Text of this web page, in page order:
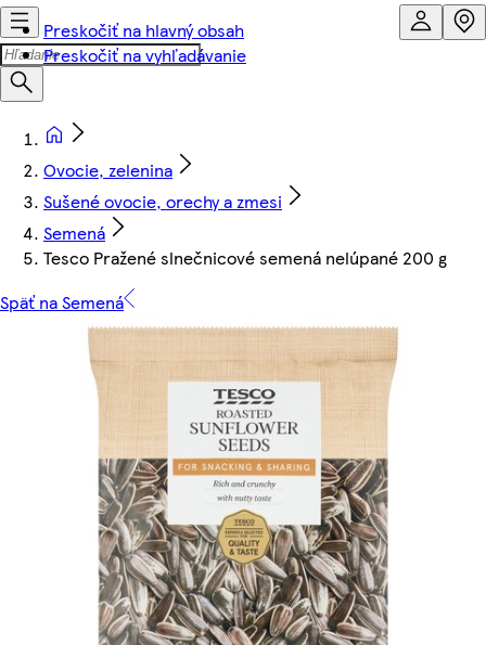
Preskočiť na hlavný obsah
Preskočiť na vyhľadávanie
Ovocie, zelenina
Sušené ovocie, orechy a zmesi
Semená
Tesco Pražené slnečnicové semená nelúpané 200 g
Späť na Semená